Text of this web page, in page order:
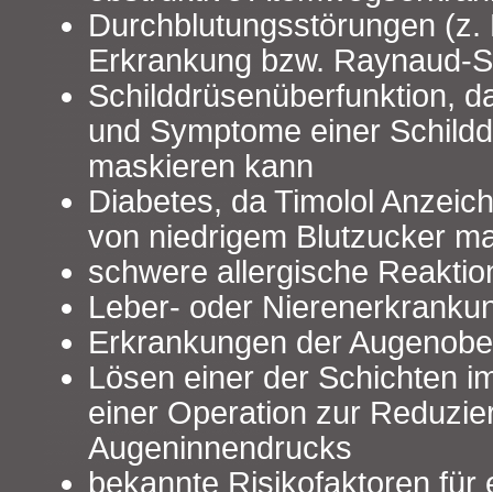
Durchblutungsstörungen (z.
Erkrankung bzw. Raynaud-
Schilddrüsenüberfunktion,
und Symptome einer
maskieren kann
Diabetes, da Timolol
von niedrigem Blutzucker
schwere allergische
Leber- oder
Erkrankungen der
Lösen einer der Schichten
einer Operation zur
Augeninnendrucks
bekannte Risikofaktoren für